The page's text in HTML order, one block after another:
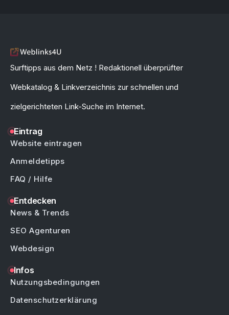
Surftipps aus dem Netz ! Redaktionell überprüfter
Webkatalog & Linkverzeichnis zur schnellen und
zielgerichteten Link-Suche im Internet.
Eintrag
Website eintragen
Anmeldetipps
FAQ / Hilfe
Entdecken
News & Trends
SEO Agenturen
Webdesign
Infos
Nutzungsbedingungen
Datenschutzerklärung